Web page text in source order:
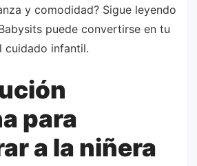
y comodidad? Sigue leyendo
puede convertirse en tu
cuidado infantil.
para
a la niñera